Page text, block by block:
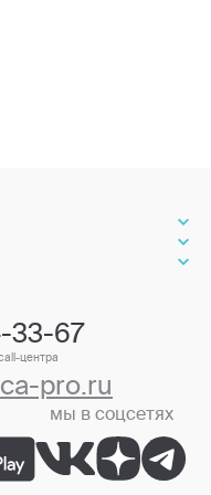
33-67
центра
pro.ru
мы в соцсетях